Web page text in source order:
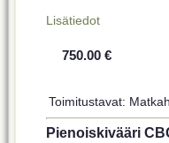
Lisätiedot
750.00 €
Toimitustavat:
Pienoiskivääri